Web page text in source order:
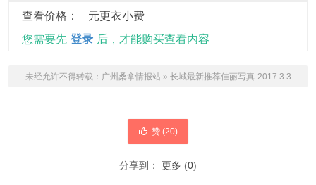
查看价格：
元更衣小费
您需要先 登录 后，才能购买查看内容
未经允许不得转载： 广州桑拿情报站» 长城最新推荐佳丽写真-2017.3.3
赞 (20)
分享到： 更多 (0)